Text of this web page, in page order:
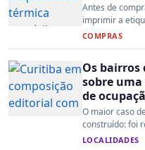
Antes de
imprimir a
COMPRAS
Os
sobre uma
de
O maior caso
construído: foi
LOCALIDADES